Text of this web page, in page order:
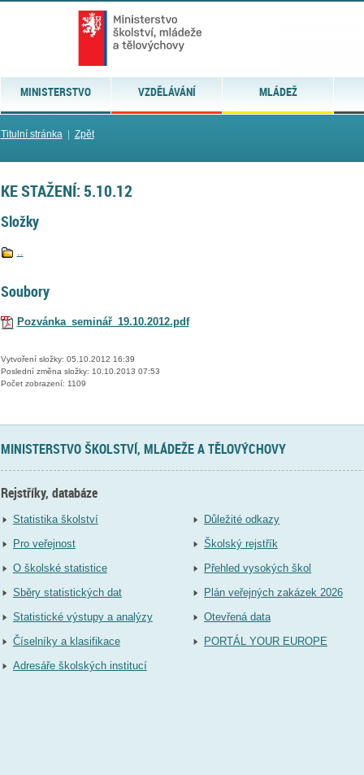
MINISTERSTVO VZDĚLÁVÁNÍ MLÁDEŽ
Titulní stránka| Zpět
KE STAŽENÍ: 5.10.12
Složky
..
Soubory
Pozvánka_seminář_19.10.2012.pdf
Vytvoření složky: 05.10.2012 16:39
Poslední změna složky: 10.10.2013 07:53
Počet zobrazení: 1109
MINISTERSTVO ŠKOLSTVÍ, MLÁDEŽE A TĚLOVÝCHOVY
Rejstříky, databáze
Statistika školství
Pro veřejnost
O školské statistice
Sběry statistických dat
Statistické výstupy a analýzy
Číselníky a klasifikace
Adresáře školských institucí
Důležité odkazy
Školský rejstřík
Přehled vysokých škol
Plán veřejných zakázek 2026
Otevřená data
PORTÁL YOUR EUROPE